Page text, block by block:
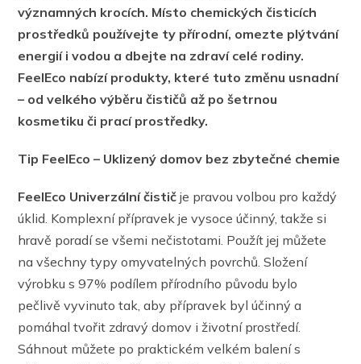
významných krocích. Místo chemických čisticích
prostředků používejte ty přírodní, omezte plýtvání
energií i vodou a dbejte na zdraví celé rodiny.
FeelEco nabízí produkty, které tuto změnu usnadní
– od velkého výběru čističů až po šetrnou
kosmetiku či prací prostředky.
Tip FeelEco – Uklizený domov bez zbytečné chemie
FeelEco Univerzální čistič je pravou volbou pro každý
úklid. Komplexní přípravek je vysoce účinný, takže si
hravě poradí se všemi nečistotami. Použít jej můžete
na všechny typy omyvatelných povrchů. Složení
výrobku s 97% podílem přírodního původu bylo
pečlivě vyvinuto tak, aby přípravek byl účinný a
pomáhal tvořit zdravý domov i životní prostředí.
Sáhnout můžete po praktickém velkém balení s